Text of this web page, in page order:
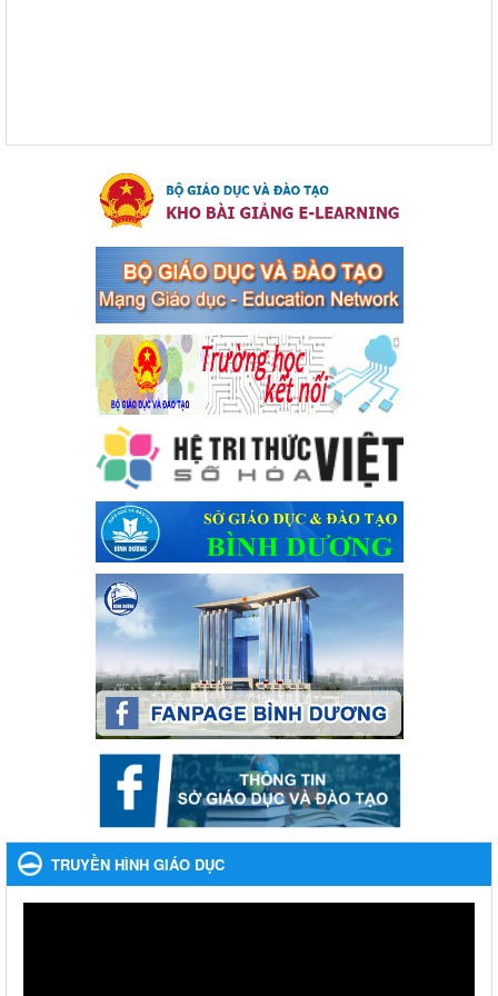
của Thủ tướng Chính phủ về tăng cường phòng ngừa, đấu
tranh tội phạm, vi phạm pháp luật liên quan đến hoạt động
tổ chức đánh bạc và đánh bạc
Kế hoạch thực hiện Chỉ thị số 16/CT-TTg ngày 27/05/2023 của
phạm, vi phạm pháp luật liên quan đến hoạt động tổ chức đánh
bạc và đánh bạc
Ngày ban hành: 04/03/2024
Kế hoạch Tổ chức Hội trại truyền thống học sinh thị xã Bến
Cát Lần thứ VIII, năm học 2023-2024
Kế hoạch Tổ chức Hội trại truyền thống học sinh thị xã Bến Cát
Lần thứ VIII, năm học 2023-2024
Ngày ban hành: 28/12/2023
Phối hợp rà soát nhu cầu tiêm vắc xin phòng Covid 19
Phối hợp rà soát nhu cầu tiêm vắc xin phòng Covid 19
Ngày ban hành: 22/11/2023
Phát động, triển khai Cuộc thi " An toàn giao thông cho nụ
cười ngày mai" dành cho học sinh và giáo viên trung học
năm học 2023-2024
Phát động, triển khai Cuộc thi " An toàn giao thông cho nụ cười
ngày mai" dành cho học sinh và giáo viên trung học năm học
Ngày ban hành: 22/11/2023
Nhắc nhỡ thực hiện thanh toán không dùng tiền mặt các
khoản thu trong nhà trường năm học 2023-2024 và các năm
Nhắc nhỡ thực hiện thanh toán không dùng tiền mặt các khoản
thu trong nhà trường năm học 2023-2024 và các năm tiếp theo
Ngày ban hành: 27/09/2023
TRUYỀN HÌNH GIÁO DỤC